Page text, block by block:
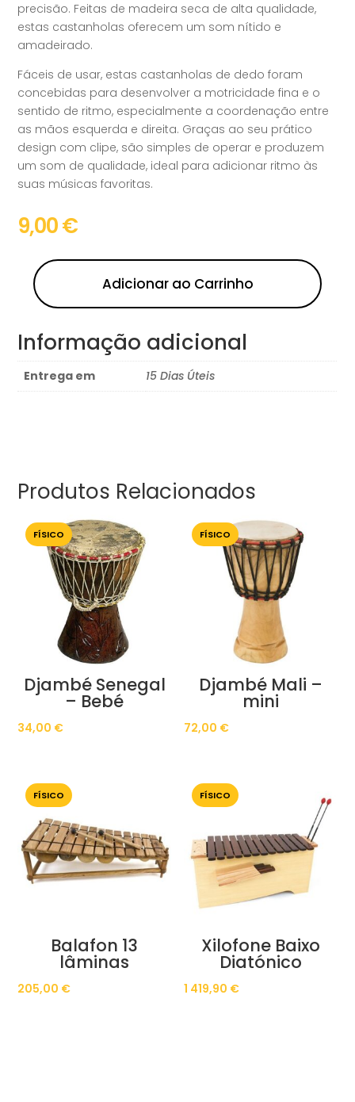
precisão. Feitas de madeira seca de alta qualidade,
estas castanholas oferecem um som nítido e
amadeirado.
Fáceis de usar, estas castanholas de dedo foram
concebidas para desenvolver a motricidade fina e o
sentido de ritmo, especialmente a coordenação entre
as mãos esquerda e direita. Graças ao seu prático
design com clipe, são simples de operar e produzem
um som de qualidade, ideal para adicionar ritmo às
suas músicas favoritas.
9,00€
Adicionar ao Carrinho
Informação adicional
Entrega em 15 Dias Úteis
Produtos Relacionados
FÍSICO
Djambé Senegal
– Bebé
34,00 €
FÍSICO
Djambé Mali –
mini
72,00 €
FÍSICO
Balafon 13
lâminas
205,00 €
FÍSICO
Xilofone Baixo
Diatónico
1 419,90 €